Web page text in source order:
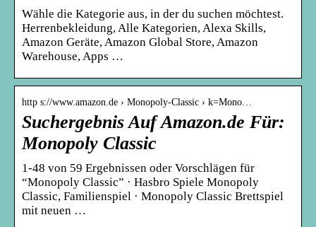
Wähle die Kategorie aus, in der du suchen möchtest.
Herrenbekleidung, Alle Kategorien, Alexa Skills,
Amazon Geräte, Amazon Global Store, Amazon
Warehouse, Apps …
http s://www.amazon.de › Monopoly-Classic › k=Mono…
Suchergebnis Auf Amazon.de Für:
Monopoly Classic
1-48 von 59 Ergebnissen oder Vorschlägen für
“Monopoly Classic” · Hasbro Spiele Monopoly
Classic, Familienspiel · Monopoly Classic Brettspiel
mit neuen …